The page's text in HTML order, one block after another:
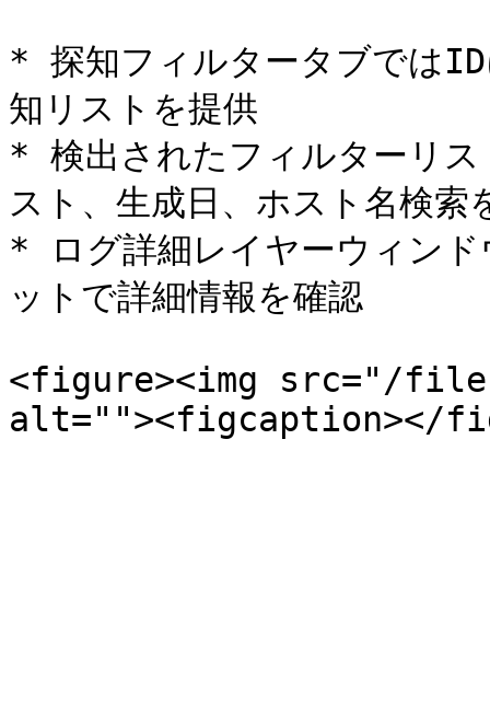
* 探知フィルタータブでは
知リストを提供
* 検出されたフィルターリス
スト、生成日、ホスト名検
* ログ詳細レイヤーウィン
ットで詳細情報を確認
<figure><img src="/files/